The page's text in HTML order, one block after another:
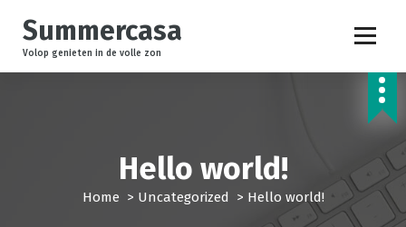
a
Summercasa
Volop genieten in de volle zon
Hello world!
Home > Uncategorized > Hello world!